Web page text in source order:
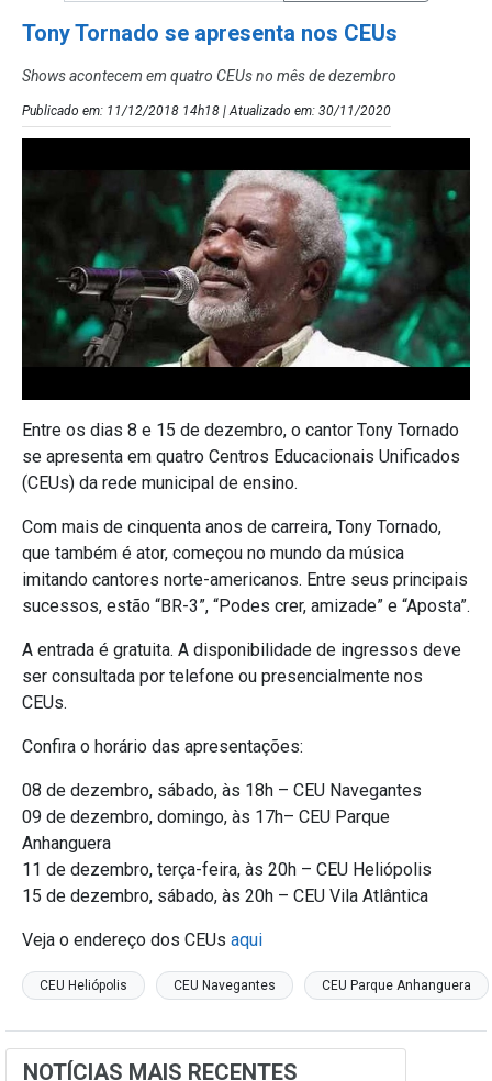
Tony Tornado se apresenta nos CEUs
Shows acontecem em quatro CEUs no mês de dezembro
Publicado em: 11/12/2018 14h18 | Atualizado em: 30/11/2020
Entre os dias 8 e 15 de dezembro, o cantor Tony Tornado
se apresenta em quatro Centros Educacionais Unificados
(CEUs) da rede municipal de ensino.
Com mais de cinquenta anos de carreira, Tony Tornado,
que também é ator, começou no mundo da música
imitando cantores norte-americanos. Entre seus principais
sucessos, estão “BR-3”, “Podes crer, amizade” e “Aposta”.
A entrada é gratuita. A disponibilidade de ingressos deve
ser consultada por telefone ou presencialmente nos
CEUs.
Confira o horário das apresentações:
08 de dezembro, sábado, às 18h – CEU Navegantes
09 de dezembro, domingo, às 17h– CEU Parque
Anhanguera
11 de dezembro, terça-feira, às 20h – CEU Heliópolis
15 de dezembro, sábado, às 20h – CEU Vila Atlântica
Veja o endereço dos CEUs aqui
CEU Heliópolis CEU Navegantes CEU Parque Anhanguera
NOTÍCIAS MAIS RECENTES